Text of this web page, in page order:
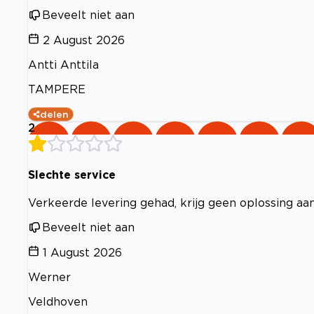
Beveelt niet aan
2 August 2026
Antti Anttila
TAMPERE
delen
2
Slechte service
Verkeerde levering gehad, krijg geen oplossing
Beveelt niet aan
1 August 2026
Werner
Veldhoven